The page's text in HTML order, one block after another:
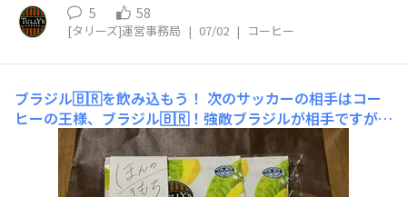
5 58
[タリーズ]運営事務局 | 07/02 | コーヒー
ブラジル🇧🇷を飲み込もう！ ​次のサッカーの相手はコー
ヒーの王様、ブラジル🇧🇷！​強敵ブラジルが相手ですが、
ライバルのコーヒーを美味しくいただいて、ピッチの上で
も勝利を掴み取りましょう！​